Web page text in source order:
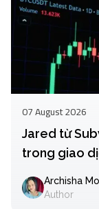
07 August 2026
Jared từ
trong giao
Archisha
Author